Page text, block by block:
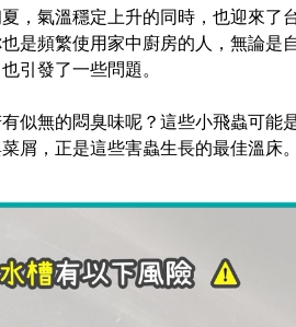
，氣溫穩定上升的同時，也迎來了
是頻繁使用家中廚房的人，無論是
引發了一些問題。
似無的悶臭味呢？這些小飛蟲可能
屑，正是這些害蟲生長的最佳溫床。